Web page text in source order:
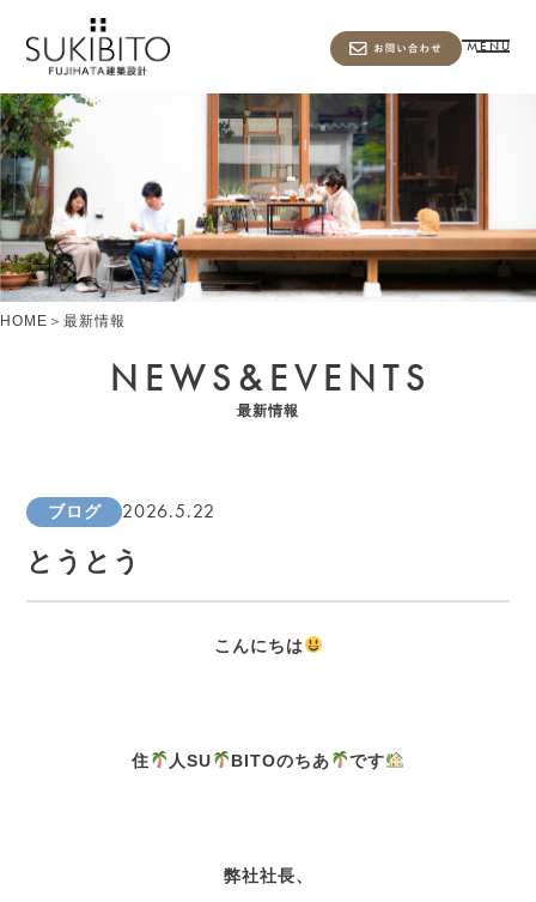
MENU
NEWS&EVENTS
最新情報
HOME ＞ 最新情報
ブログ 2026.5.22
とうとう
こんにちは
住 人SU BITOのちあ です
弊社社長、